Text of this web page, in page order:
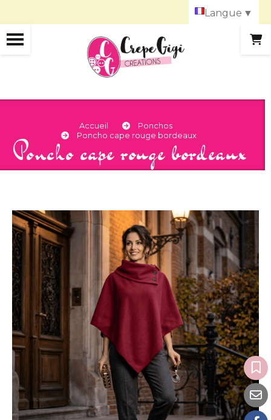
Accueil
Ponchos
Poncho cape rouge bordeaux
Poncho cape rouge bordeaux
Langue ▼